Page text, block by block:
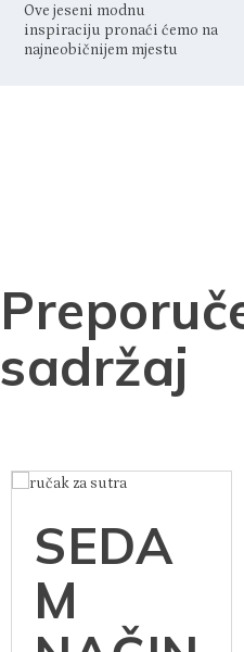
Ove jeseni modnu
inspiraciju pronaći ćemo na
najneobičnijem mjestu
sadržaj
SEDA
M